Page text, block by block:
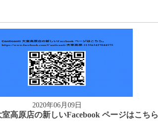
2020年06月09日
高原店の新しいFacebook ページはこちら